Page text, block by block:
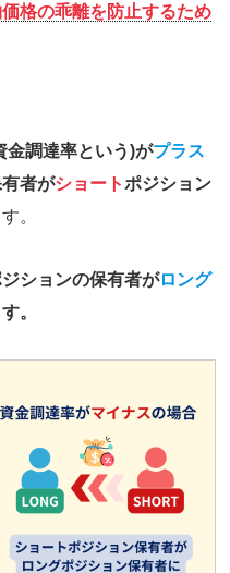
格の乖離を防止するため
金調達率という)がプラス
者がショートポジション
。
ションの保有者がロング
。